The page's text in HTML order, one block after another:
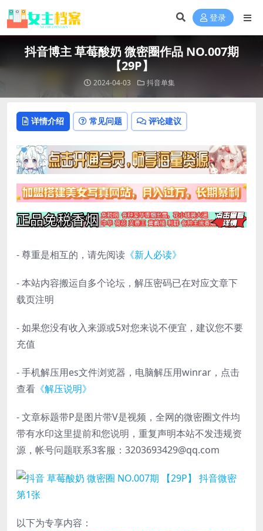
登录
抖音博主 草莓酸奶 微密圈作品 NO.007期
【29P】
2024-04-03 抖音单集
详情介绍 常见问题 评论建议
- 尊重是相互的，请先阅读 《新人必读》
- 本站内容搬运自多个论坛，解压密码已在对应文章下
载页注明
- 如果您没有收入来源或5对您来说不便宜，建议您不要
充值
- 手机解压用es文件浏览器，电脑解压用winrar，点击
查看 《解压说明》
- 文章标题带P是图片带V是视频，全网的微密圈文件均
带有水印这里提前和您说明，重复声明本站不发违规资
源，帐号问题联系3客服：3203693429@qq.com
以下为专享内容：